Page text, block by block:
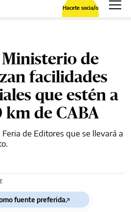
Hacete socia/o
Ministerio de
facilidades
que estén a
km de CABA
de Editores que se llevará a
fuente preferida